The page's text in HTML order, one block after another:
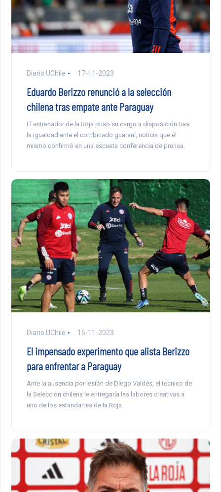
Diario UChile 17-11-2023
Eduardo Berizzo renunció a la selección
chilena tras empate ante Paraguay
El entrenador de la Roja puso su cargo a disposición tras
la igualdad ante el combinado guaraní, noticia que él
mismo confirmó en una escueta conferencia de prensa.
Diario UChile 15-11-2023
El impensado experimento que alista Berizzo
para enfrentar a Paraguay
Ante la ausencia por lesión de Diego Valdés, el técnico de
la Selección chilena le entregaría las labores creativas a
uno de los estandartes de la Roja.